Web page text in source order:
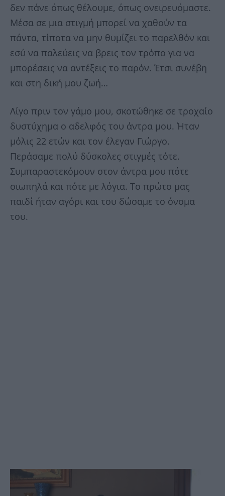
δεν πάνε όπως θέλουμε, όπως ονειρευόμαστε.
Μέσα σε μια στιγμή μπορεί να χαθούν τα
πάντα, τίποτα να μην θυμίζει το παρελθόν και
εσύ να παλεύεις να βρεις τον τρόπο για να
μπορέσεις να αντέξεις το παρόν. Έτσι συνέβη
και στη δική μου ζωή…
Λίγο πριν τον γάμο μου, σκοτώθηκε σε τροχαίο
δυστύχημα ο αδελφός του άντρα μου. Ήταν
μόλις 22 ετών και τον έλεγαν Γιώργο.
Περάσαμε πολύ δύσκολες στιγμές τότε.
Συμπαραστεκόμουν στον άντρα μου πότε
σιωπηλά και πότε με λόγια. Το πρώτο μας
παιδί ήταν αγόρι και του δώσαμε το όνομα
του.